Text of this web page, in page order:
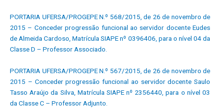
PORTARIA UFERSA/PROGEPE N.º 568/2015, de 26 de novembro de
2015 – Conceder progressão funcional ao servidor docente Eudes
de Almeida Cardoso, Matrícula SIAPE nº 0396406, para o nível 04 da
Classe D – Professor Associado.
PORTARIA UFERSA/PROGEPE N.º 567/2015, de 26 de novembro de
2015 – Conceder progressão funcional ao servidor docente Saulo
Tasso Araújo da Silva, Matrícula SIAPE nº 2356440, para o nível 03
da Classe C – Professor Adjunto.